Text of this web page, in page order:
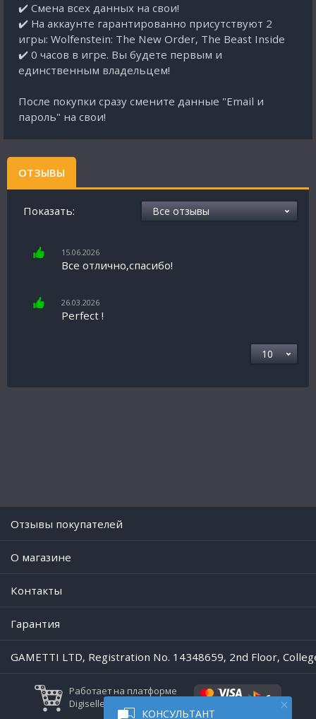
КОНСУЛЬТАНТ
✔️ Смена всех данных на свои!
✔️ На аккаунте гарантированно присутствуют 2
игры: Wolfenstein: The New Order, The Beast Inside
✔️ 0 часов в игре. Вы будете первым и
единственным владельцем!
После покупки сразу смените данные "Email и
пароль" на свои!
ОТЗЫВЫ
Показать:
15.06.2026
Все отлично,спасибо!
26.03.2026
Perfect !
Отзывы покупателей
O магазине
Контакты
Гарантия
GAMETTI LTD, Registration No. 14348659, 2nd Floor,
Работает на платформе
Digiseller